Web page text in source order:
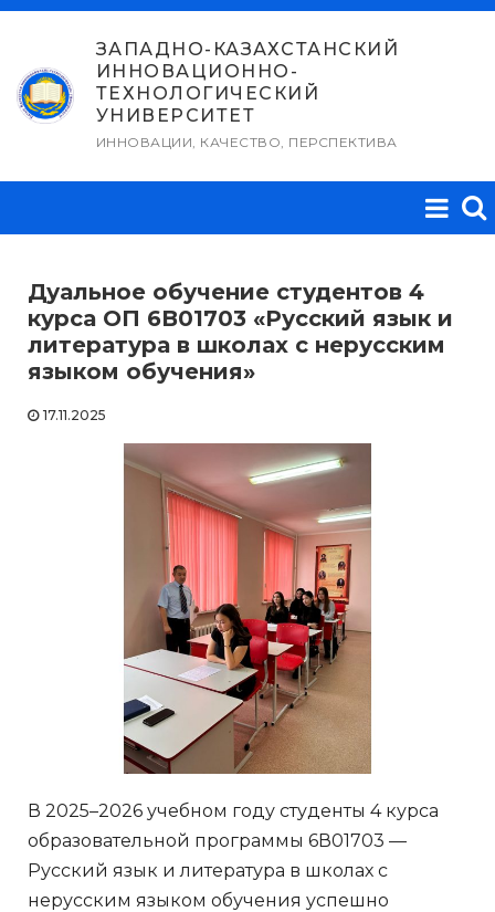
Перейти
содержимому
ЗАПАДНО-КАЗАХСТАНСКИЙ
ИННОВАЦИОННО-
ТЕХНОЛОГИЧЕСКИЙ
УНИВЕРСИТЕТ
ИННОВАЦИИ, КАЧЕСТВО, ПЕРСПЕКТИВА
Дуальное обучение студентов 4
курса ОП 6В01703 «Русский язык и
литература в школах с нерусским
языком обучения»
17.11.2025
В 2025–2026 учебном году студенты 4 курса
образовательной программы 6В01703 —
Русский язык и литература в школах с
нерусским языком обучения успешно